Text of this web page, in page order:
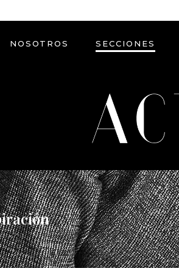
NOSOTROS SECCIONES